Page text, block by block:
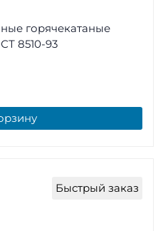
горячекатаные
8510-93
Быстрый заказ